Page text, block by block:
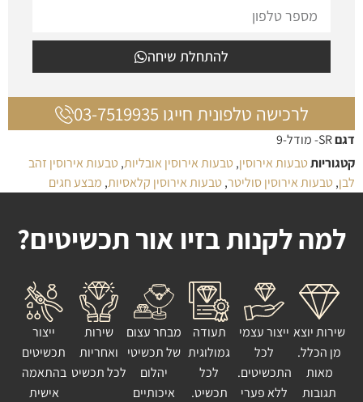
להתחלת שיחה
לרכישה טלפונית חייגו 03-7519935
דגםSR- מודל-9
קטגוריותטבעות אירוסין, טבעות אירוסין אובליות, טבעות אירוסין זהב
לבן, טבעות אירוסין סוליטר, טבעות אירוסין קלאסיות, מבצע חגים
למה לקנות בזיו אור תכשיטים?
שירות יוצא
מן הכלל.
מאות
תגובות
ייצור עצמי
לכל
התכשיטים.
ללא פערי
תעודה
גמולוגית
לכל
תכשיט.
מבחר עצום
של תכשיטי
יהלום
איכותיים
שירות
ואחריות
לכל תכשיט
ייצור
תכשיטים
בהתאמה
אישית